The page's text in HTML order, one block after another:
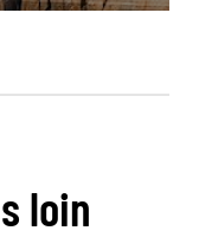
loin